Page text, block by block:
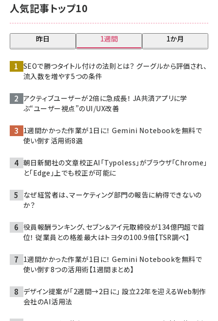
人気記事トップ10
昨日 1週間 1か月
SEOで勝つタイトル付けの法則とは？ グーグルから評価され、
流入数を増やす5つの条件
アクティブユーザーが2倍に急成長！ JA共済アプリに学
ぶ“ユーザー視点”のUI/UX改善
1週間かかった作業が1日に！ Gemini Notebookを無料で
使い倒す活用術8選
朝日新聞社の文章校正AI「Typoless」がブラウザ「Chrome」
と「Edge」上でも校正が可能に
なぜ経営者は、マーケティング部門の報告に納得できないの
か？
役員報酬ランキング、セブン＆アイ元取締役が134億円超で首
位！ 従業員との格差最大はトヨタの100.9倍【TSR調べ】
1週間かかった作業が1日に！ Gemini Notebookを無料で
使い倒す8つの活用術【1週間まとめ】
デザイン提案が「2週間→2日に」 設立22年を迎えるWeb制作
会社のAI活用法